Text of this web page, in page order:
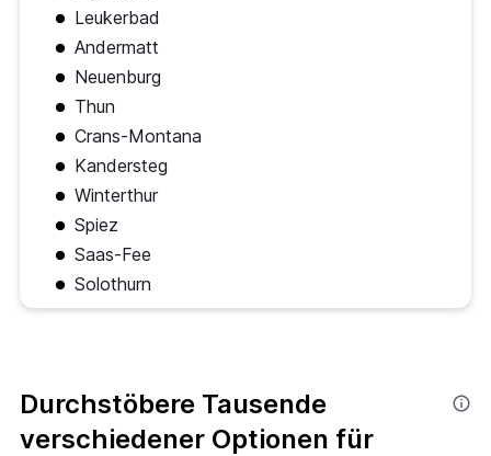
Leukerbad
Andermatt
Neuenburg
Thun
Crans-Montana
Kandersteg
Winterthur
Spiez
Saas-Fee
Solothurn
Durchstöbere Tausende
verschiedener Optionen für